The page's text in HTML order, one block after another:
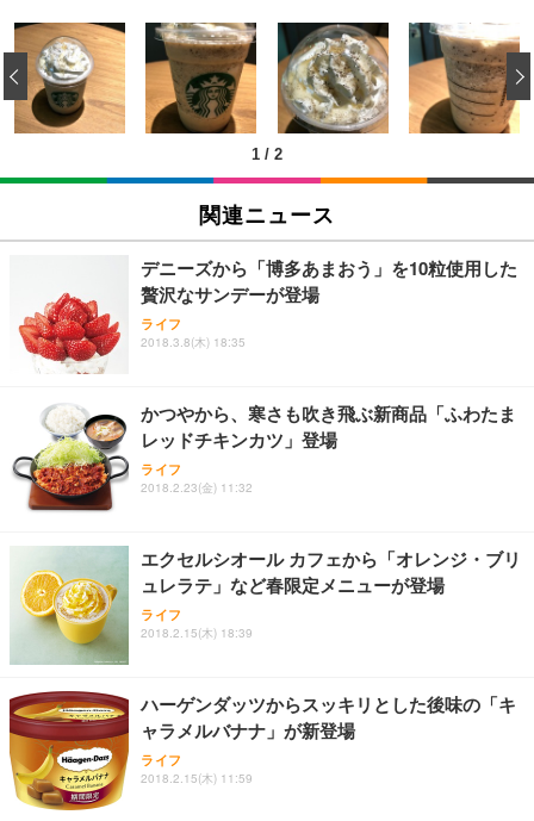
[EdoErgo] オフィスチェア 椅子 テレワーク 疲れな
い 跳ね上げ式アームレスト コンパクト 約105度ロッ
キング pc 事務椅子 360度回転 座面昇降 強化ナイロ
ン樹脂ベース 通気性メッシュ 在宅ワーク H-WY01
(黒網+黒枠+黒足)
￥5,699
SIHOO B100 オフィスチェア／デスクチェア メッシ
ュチェア 人間工学 疲れない ブラック
￥27,999
Sezlife オフィスチェア デスクチェア 疲れない テレ
ワーク チェア 強化バックレスト 30度ロッキング機
能 人間工学 椅子 腰サポート 90度跳ね上げ式アーム
ョン PCチェア 通気性メッシュ ゲーミング/勉強/事
務用 おしゃれ パソコンチェア (ブラック)
Sezlife オフィスチェア デスクチェア 疲れない テレ
ワーク チェア 強化バックレスト 30度ロッキング機
能 人間工学 椅子 腰サポート 90度跳ね上げ式アーム
務用 おしゃれ パソコンチェア (ホワイト)
ANDWINT オフィスチェア デスクチェア 肘なし メ
ッシュ 通気性 ランバーサポート付き 腰サポート ガ
ス圧無段階昇降 360度回転 キャスター付き コンパク
EIZO ビジネス向けプレミアムモニター | FlexScan
EV3240X-WT | 31.5型4K UHD・USB Type-C・ホワ
￥105,595
EIZO ビジネス向けプレミアムモニター | FlexScan
【純正品】27"ゲーミングモニター DualSense 充電
フック付き（CFI-ZDM1J）
【整備済み品】Dell E2724HS 27インチ 液晶モニタ
ー フルHD（1920×1080）VA 非光沢 HDMI/DisplayP
ort/VGA スピーカー内蔵 高さ調整 スイベル VESA対
【MiniLED/24.5inch/280Hz/FHD】GRAPHT THE S
HOOTER Gaming Monitor 24” Essential ゲーミン
グモニター QD 24.5インチ 1ms FHD 量子ドット 残
Amazonベーシック ペットシーツ 薄型 レギュラー 1
回使い捨て 無香料 ホワイト 300枚
￥3,373
Amazonベーシック ペットシーツ 厚型 ワイド 42枚
x2袋(84枚) ホワイト(吸収面:ライトブルー)
￥3,234
ネオ・ルーライフ ネオ・オムツ L 中型犬用 26枚入
り 単品
Smart Basic(スマートベーシック) 【Amazon.co.jp
限定】 Smart Basic アイリスオーヤマ ペットシーツ
超厚型 お徳用 ワイド 100枚入 (x 1) (ケース販売)
アイリスオーヤマ ペットシーツ 超厚型 お徳用 レギ
ュラー 200枚入【Amazon.co.jp限定】
1 / 2
‹
関連ニュース
デニーズから「博多あまおう」を10粒使用した
贅沢なサンデーが登場
ライフ
2018.3.8(木) 18:35
かつやから、寒さも吹き飛ぶ新商品「ふわたま
レッドチキンカツ」登場
ライフ
2018.2.23(金) 11:32
エクセルシオール カフェから「オレンジ・ブリ
ュレラテ」など春限定メニューが登場
ライフ
2018.2.15(木) 18:39
ハーゲンダッツからスッキリとした後味の「キ
ャラメルバナナ」が新登場
ライフ
2018.2.15(木) 11:59